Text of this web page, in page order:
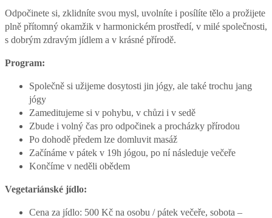
Odpočinete si, zklidníte svou mysl, uvolníte i posílíte tělo a prožijete
plně přítomný okamžik v harmonickém prostředí, v milé společnosti,
s dobrým zdravým jídlem a v krásné přírodě.
Program:
Společně si užijeme dosytosti jin jógy, ale také trochu jang
jógy
Zameditujeme si v pohybu, v chůzi i v sedě
Zbude i volný čas pro odpočinek a procházky přírodou
Po dohodě předem lze domluvit masáž
Začínáme v pátek v 19h jógou, po ní následuje večeře
Končíme v neděli obědem
Vegetariánské jídlo:
Cena za jídlo: 500 Kč na osobu / pátek večeře, sobota –